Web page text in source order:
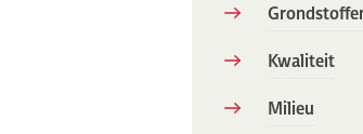
Kwaliteit
Milieu